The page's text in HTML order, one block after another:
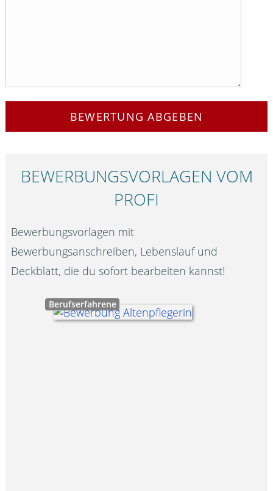
BEWERTUNG ABGEBEN
BEWERBUNGS­VORLAGEN VOM
PROFI
Bewerbungsvorlagen mit
Bewerbungsanschreiben, Lebenslauf und
Deckblatt, die du sofort bearbeiten kannst!
Berufserfahrene